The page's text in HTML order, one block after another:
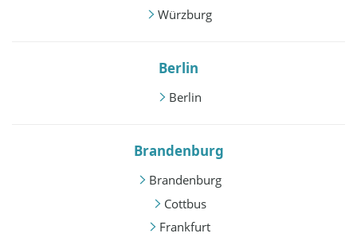
Würzburg
Berlin
Berlin
Brandenburg
Brandenburg
Cottbus
Frankfurt